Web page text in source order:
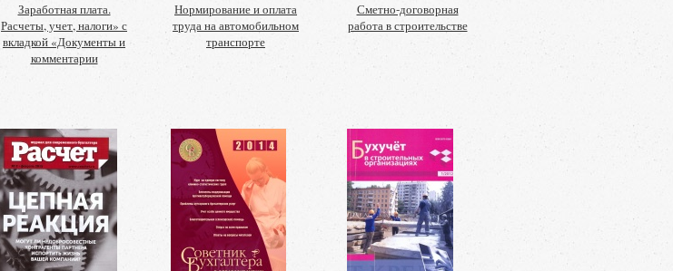
Заработная плата.
Расчеты, учет, налоги» с
вкладкой «Документы и
комментарии
Нормирование и оплата
труда на автомобильном
транспорте
Сметно-договорная
работа в строительстве